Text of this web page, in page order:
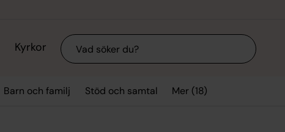
Kyrkor Sök
Barn och familj Stöd och samtal Mer (18)